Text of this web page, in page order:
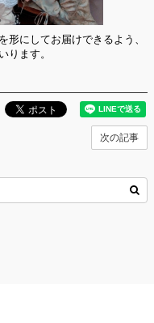
形にしてお届けできるよう、
ります。
次の記事